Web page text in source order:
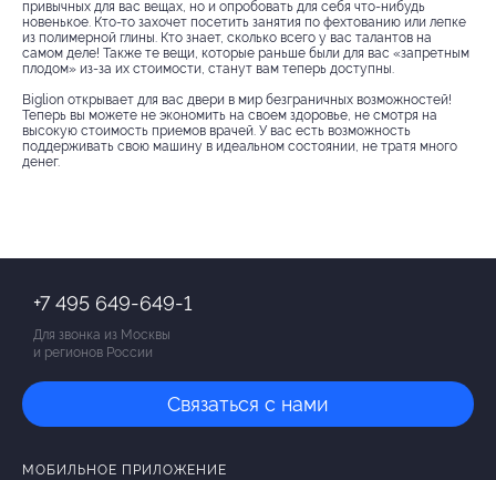
привычных для вас вещах, но и опробовать для себя что-нибудь
новенькое. Кто-то захочет посетить занятия по фехтованию или лепке
из полимерной глины. Кто знает, сколько всего у вас талантов на
самом деле! Также те вещи, которые раньше были для вас «запретным
плодом» из-за их стоимости, станут вам теперь доступны.
Biglion открывает для вас двери в мир безграничных возможностей!
Теперь вы можете не экономить на своем здоровье, не смотря на
высокую стоимость приемов врачей. У вас есть возможность
поддерживать свою машину в идеальном состоянии, не тратя много
денег.
+7 495 649-649-1
Для звонка из Москвы
и регионов России
Связаться с нами
МОБИЛЬНОЕ ПРИЛОЖЕНИЕ